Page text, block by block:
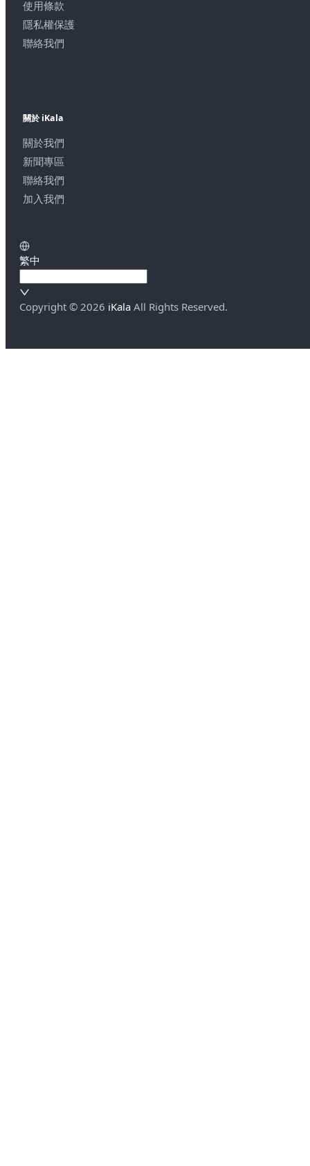
使用條款
隱私權保護
聯絡我們
關於 iKala
關於我們
新聞專區
聯絡我們
加入我們
繁中
Copyright © 2026 iKala All Rights Reserved.